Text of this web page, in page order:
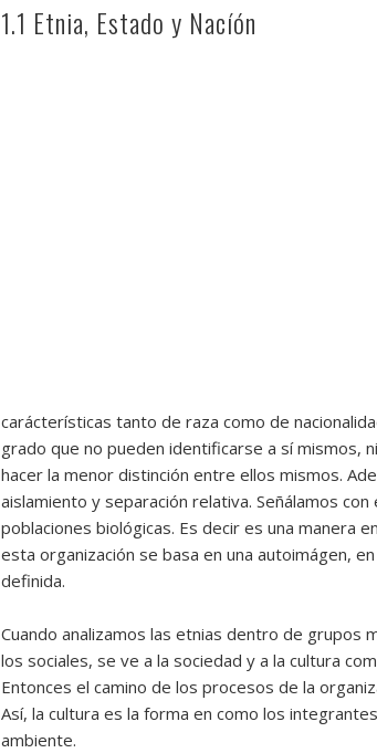
1.1 Etnia, Estado y Nacíón
carácterísticas tanto de raza como de
grado que no pueden identificarse a sí mismos,
hacer la menor distinción entre ellos mismos.
aislamiento y separación relativa. Señálamos
poblaciones biológicas. Es decir es una manera
esta organización se basa en una autoimágen,
definida.
Cuando analizamos las etnias dentro de
los sociales, se ve a la sociedad y a la cultura
Entonces el camino de los procesos de la
Así, la cultura es la forma en como los
ambiente.